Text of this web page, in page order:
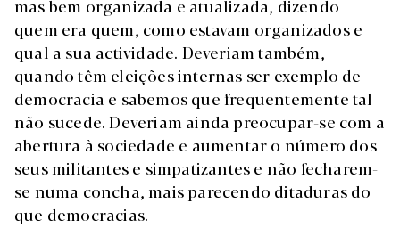
mas bem organizada e atualizada, dizendo
quem era quem, como estavam organizados e
qual a sua actividade. Deveriam também,
quando têm eleições internas ser exemplo de
democracia e sabemos que frequentemente tal
não sucede. Deveriam ainda preocupar-se com a
abertura à sociedade e aumentar o número dos
seus militantes e simpatizantes e não fecharem-
se numa concha, mais parecendo ditaduras do
que democracias.